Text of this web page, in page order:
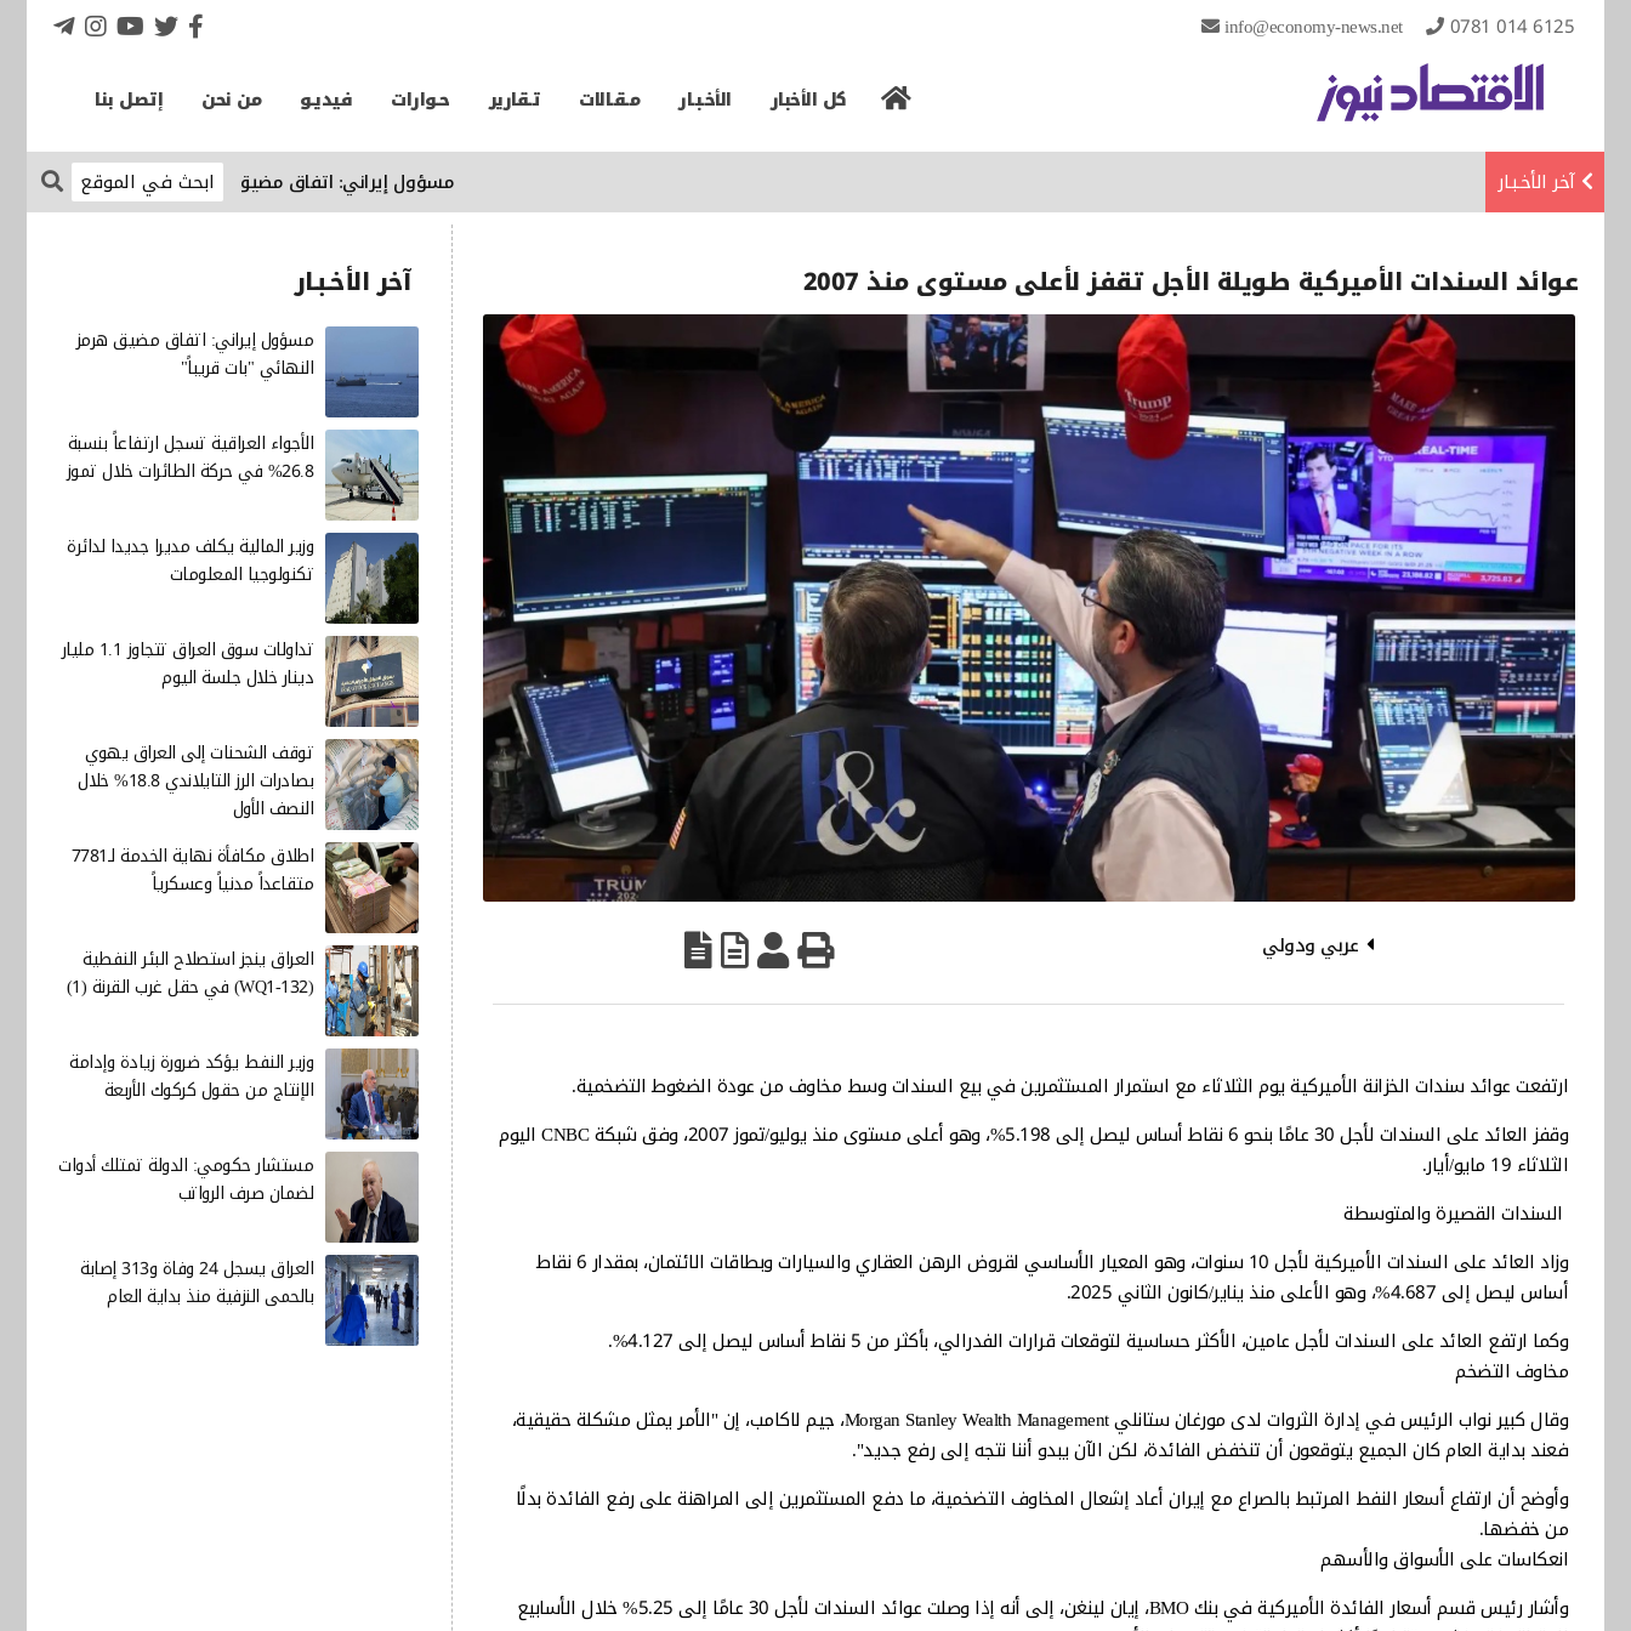
info@economy-news.net 0781 014 6125
كل الأخبار الأخـبـار مـقـالات تـقارير حـوارات فيديـو من نحن إتصل بنا
آخر الأخـبـار مسؤول إيراني: اتفاق مضيق هرمز النهائي "بات قريباً"
عوائد السندات الأميركية طويلة الأجل تقفز لأعلى مستوى منذ 2007
عربي ودولي
ارتفعت عوائد سندات الخزانة الأميركية يوم الثلاثاء مع استمرار المستثمرين في بيع السندات وسط مخاوف من عودة الضغوط التضخمية.
وقفز العائد على السندات لأجل 30 عامًا بنحو 6 نقاط أساس ليصل إلى 5.198%، وهو أعلى مستوى منذ يوليو/تموز 2007، وفق شبكة CNBC اليوم
الثلاثاء 19 مايو/أيار.
السندات القصيرة والمتوسطة
وزاد العائد على السندات الأميركية لأجل 10 سنوات، وهو المعيار الأساسي لقروض الرهن العقاري والسيارات وبطاقات الائتمان، بمقدار 6 نقاط
أساس ليصل إلى 4.687%، وهو الأعلى منذ يناير/كانون الثاني 2025.
وكما ارتفع العائد على السندات لأجل عامين، الأكثر حساسية لتوقعات قرارات الفدرالي، بأكثر من 5 نقاط أساس ليصل إلى 4.127%.
مخاوف التضخم
وقال كبير نواب الرئيس في إدارة الثروات لدى مورغان ستانلي Morgan Stanley Wealth Management، جيم لاكامب، إن "الأمر يمثل مشكلة حقيقية،
فعند بداية العام كان الجميع يتوقعون أن تنخفض الفائدة، لكن الآن يبدو أننا نتجه إلى رفع جديد".
وأوضح أن ارتفاع أسعار النفط المرتبط بالصراع مع إيران أعاد إشعال المخاوف التضخمية، ما دفع المستثمرين إلى المراهنة على رفع الفائدة بدلًا
من خفضها.
انعكاسات على الأسواق والأسهم
وأشار رئيس قسم أسعار الفائدة الأميركية في بنك BMO، إيان لينغن، إلى أنه إذا وصلت عوائد السندات لأجل 30 عامًا إلى 5.25% خلال الأسابيع
آخر الأخـبـار
مسؤول إيراني: اتفاق مضيق هرمز
النهائي "بات قريباً"
الأجواء العراقية تسجل ارتفاعاً بنسبة
26.8% في حركة الطائرات خلال تموز
وزير المالية يكلف مديرا جديدا لدائرة
تكنولوجيا المعلومات
تداولات سوق العراق تتجاوز 1.1 مليار
دينار خلال جلسة اليوم
توقف الشحنات إلى العراق يهوي
بصادرات الرز التايلاندي 18.8% خلال
النصف الأول
اطلاق مكافأة نهاية الخدمة لـ7781
متقاعداً مدنياً وعسكرياً
العراق ينجز استصلاح البئر النفطية
(WQ1-132) في حقل غرب القرنة (1)
وزير النفط يؤكد ضرورة زيادة وإدامة
الإنتاج من حقول كركوك الأربعة
مستشار حكومي: الدولة تمتلك أدوات
لضمان صرف الرواتب
العراق يسجل 24 وفاة و313 إصابة
بالحمى النزفية منذ بداية العام